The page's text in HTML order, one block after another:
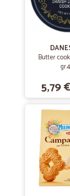
un po' di tutto. La
ben imballata, i
complesso credo
dalla qualità del
Ottimo qualità
Ottimo qualità
Ottimo!!!!
Consegna
Butter
5,79 €